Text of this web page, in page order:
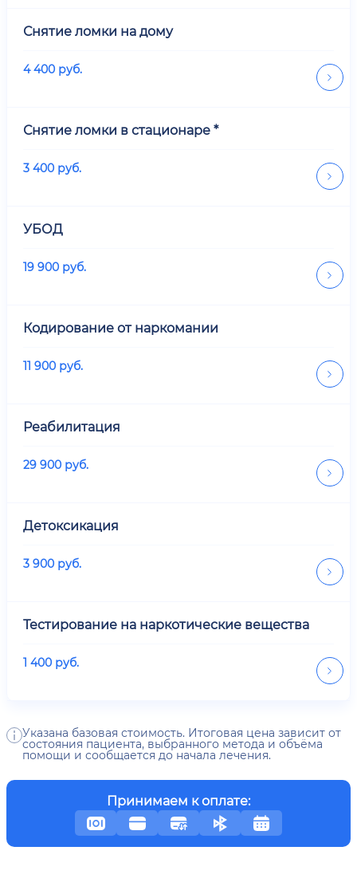
Снятие ломки на дому
4 400 руб.
Снятие ломки в стационаре *
3 400 руб.
УБОД
19 900 руб.
Кодирование от наркомании
11 900 руб.
Реабилитация
29 900 руб.
Детоксикация
3 900 руб.
Тестирование на наркотические вещества
1 400 руб.
Указана базовая стоимость. Итоговая цена зависит от
состояния пациента, выбранного метода и объёма
помощи и сообщается до начала лечения.
Принимаем к оплате: